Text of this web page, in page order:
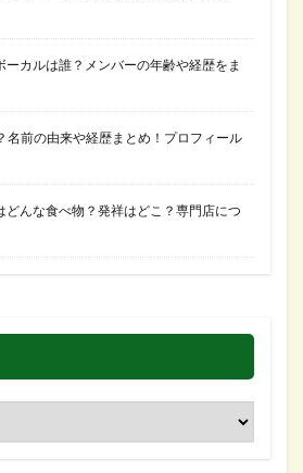
ーカルは誰？メンバーの年齢や経歴をま
名前の由来や経歴まとめ！プロフィール
どんな食べ物？発祥はどこ？専門店につ